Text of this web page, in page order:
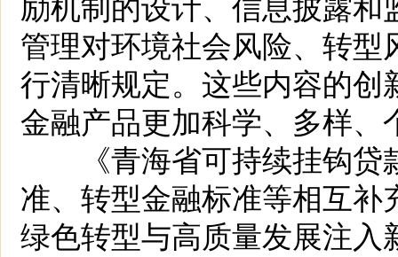
管理对环境社会风险、转
行清晰规定。这些内容的
金融产品更加科学、多样、
《青海省可持续挂钩贷
准、转型金融标准等相互
绿色转型与高质量发展注入